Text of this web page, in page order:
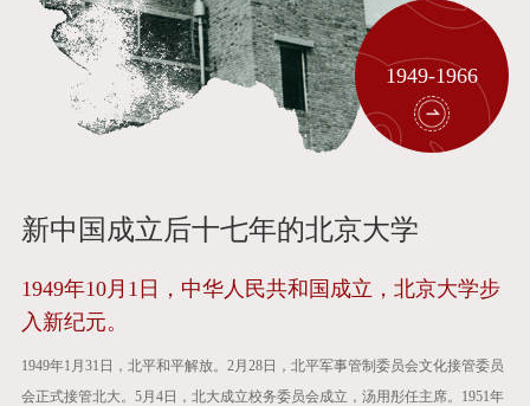
1949-1966
新中国成立后十七年的北京大学
1949年10月1日，中华人民共和国成立，北京大学步
入新纪元。
1949年1月31日，北平和平解放。2月28日，北平军事管制委员会文化接管委员
会正式接管北大。5月4日，北大成立校务委员会成立，汤用彤任主席。1951年